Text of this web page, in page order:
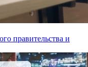
правительства и